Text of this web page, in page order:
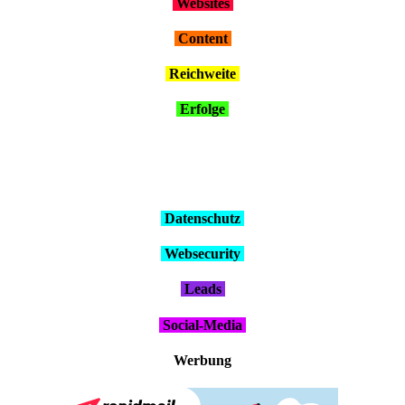
Con­tent
Reich­wei­te
Erfol­ge
Daten­schutz
Web­se­cu­ri­ty
Leads
Social-Media
Wer­bung